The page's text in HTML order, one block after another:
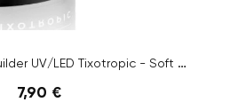
PALU - Pro Light Builder UV/LED Tixotropic - Soft Pink, 45g
7,90 €